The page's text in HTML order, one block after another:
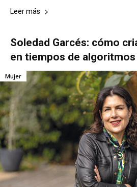
Leer más
Soledad Garcés: cómo
en tiempos de algoritmos
Mujer